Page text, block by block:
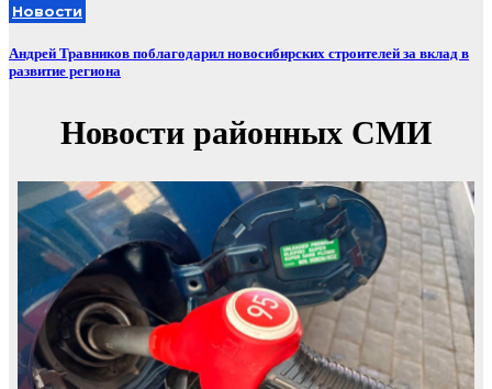
Новости
Андрей Травников поблагодарил новосибирских строителей за вклад в
развитие региона